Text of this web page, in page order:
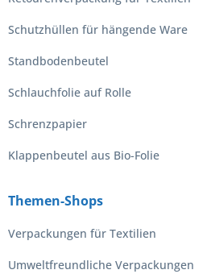
Schutzhüllen für hängende Ware
Standbodenbeutel
Schlauchfolie auf Rolle
Schrenzpapier
Klappenbeutel aus Bio-Folie
Themen-Shops
Verpackungen für Textilien
Umweltfreundliche Verpackungen